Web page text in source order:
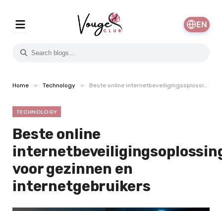
EN
Home » Technology » Beste online internetbeveiligingsoplossingen voor gezinnen en internetgebruikers
TECHNOLOGY
Beste online
voor gezinnen en
internetgebruikers